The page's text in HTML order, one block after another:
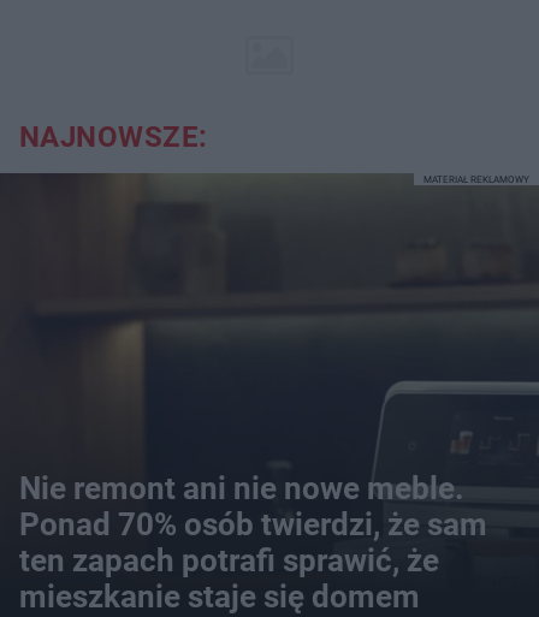
NAJNOWSZE:
Nie remont ani nie nowe meble.
Ponad 70% osób twierdzi, że sam
ten zapach potrafi sprawić, że
mieszkanie staje się domem
MATERIAŁ REKLAMOWY